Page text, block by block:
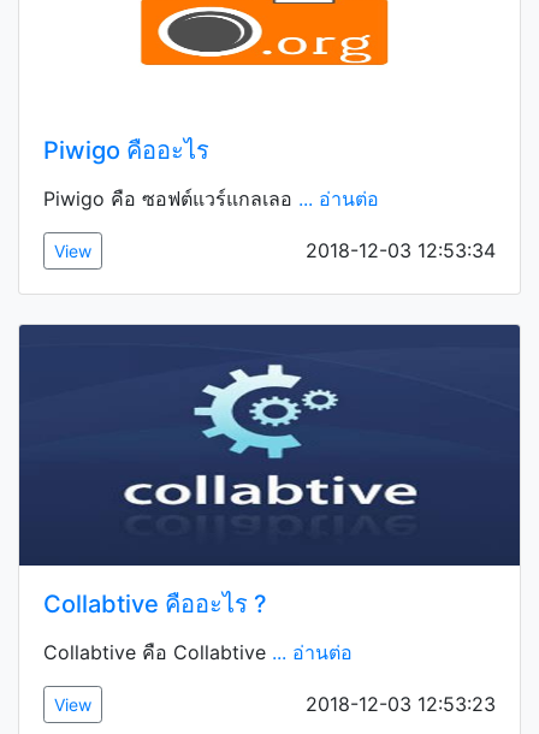
Piwigo คืออะไร
Piwigo คือ ซอฟต์แวร์แกลเลอ ... อ่านต่อ
View 2018-12-03 12:53:34
Collabtive คืออะไร ?
Collabtive คือ Collabtive ... อ่านต่อ
View 2018-12-03 12:53:23